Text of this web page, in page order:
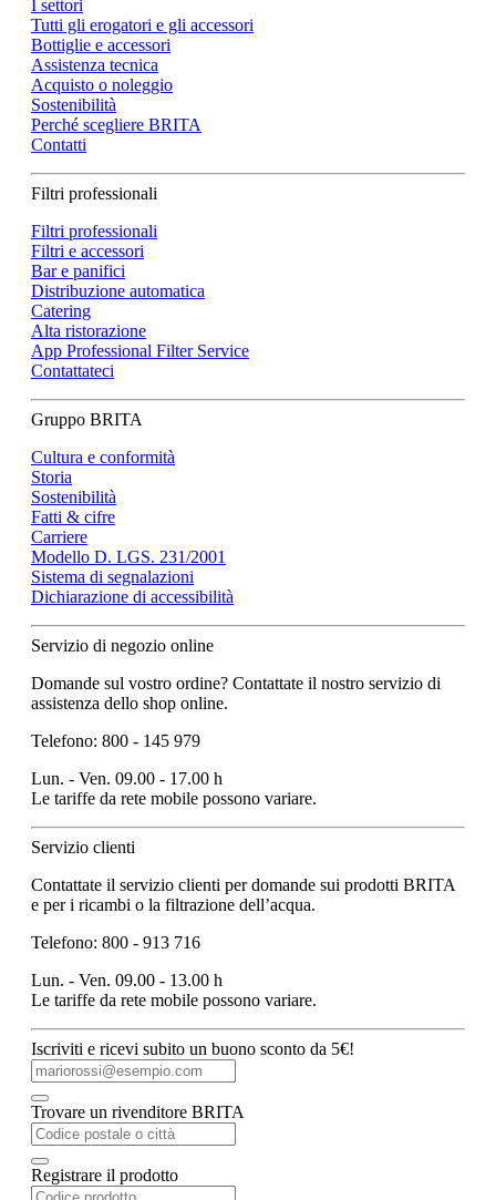
I settori
Tutti gli erogatori e gli accessori
Bottiglie e accessori
Assistenza tecnica
Acquisto o noleggio
Sostenibilità
Perché scegliere BRITA
Contatti
Filtri professionali
Filtri professionali
Filtri e accessori
Bar e panifici
Distribuzione automatica
Catering
Alta ristorazione
App Professional Filter Service
Contattateci
Gruppo BRITA
Cultura e conformità
Storia
Sostenibilità
Fatti & cifre
Carriere
Modello D. LGS. 231/2001
Sistema di segnalazioni
Dichiarazione di accessibilità
Servizio di negozio online
Domande sul vostro ordine? Contattate il nostro servizio di
assistenza dello shop online.
Telefono: 800 - 145 979
Lun. - Ven. 09.00 - 17.00 h
Le tariffe da rete mobile possono variare.
Servizio clienti
Contattate il servizio clienti per domande sui prodotti BRITA
e per i ricambi o la filtrazione dell’acqua.
Telefono: 800 - 913 716
Lun. - Ven. 09.00 - 13.00 h
Le tariffe da rete mobile possono variare.
Iscriviti e ricevi subito un buono sconto da 5€!
Trovare un rivenditore BRITA
Registrare il prodotto